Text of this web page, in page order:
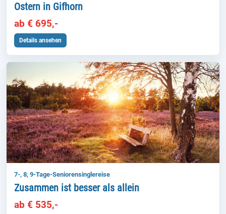
Ostern in Gifhorn
ab € 695,-
Details ansehen
7-, 8, 9-Tage-Seniorensinglereise
Zusammen ist besser als allein
ab € 535,-